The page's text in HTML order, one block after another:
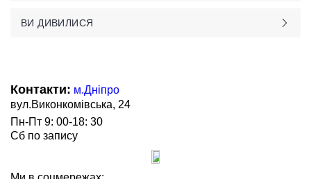
ВИ ДИВИЛИСЯ
Контакти: м.Дніпро
вул.Виконкомівська, 24
Пн-Пт 9: 00-18: 30
Сб по запису